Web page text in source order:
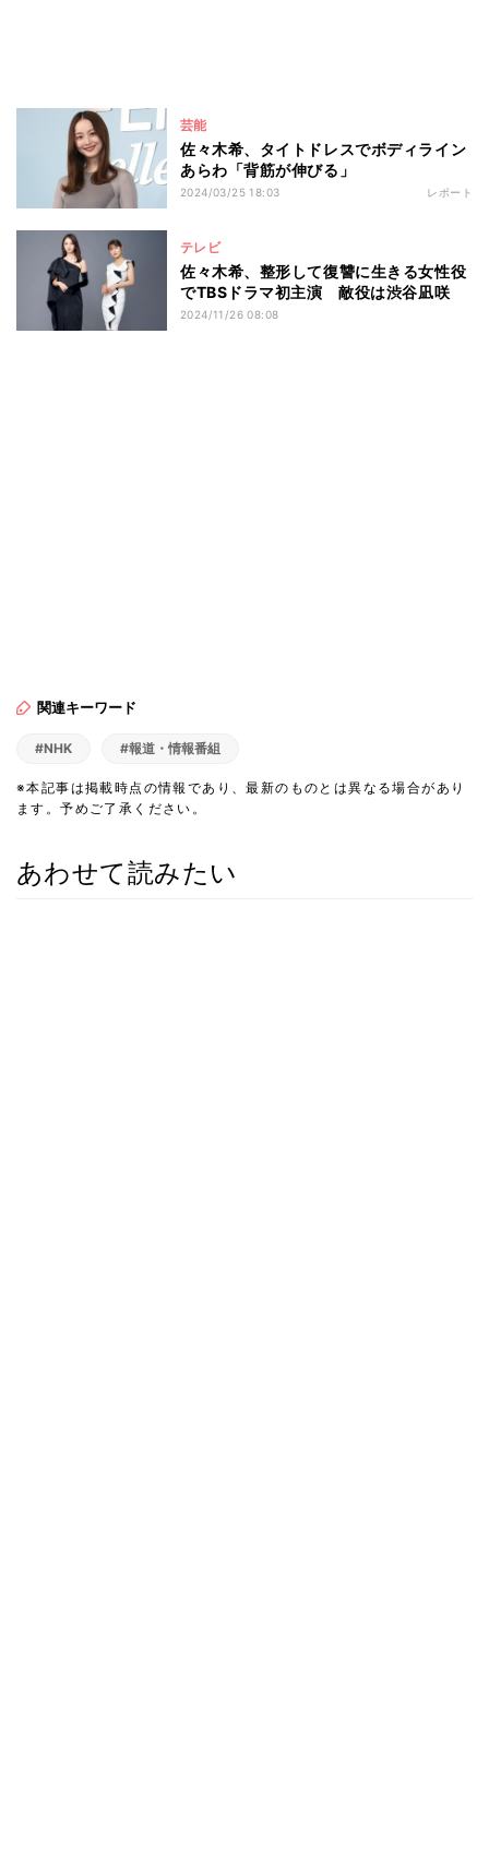
芸能
佐々木希、タイトドレスでボディライン
あらわ「背筋が伸びる」
2024/03/25 18:03 レポート
テレビ
佐々木希、整形して復讐に生きる女性役
でTBSドラマ初主演 敵役は渋谷凪咲
2024/11/26 08:08
関連キーワード
#NHK #報道・情報番組
※本記事は掲載時点の情報であり、最新のものとは異なる場合があり
ます。予めご了承ください。
あわせて読みたい